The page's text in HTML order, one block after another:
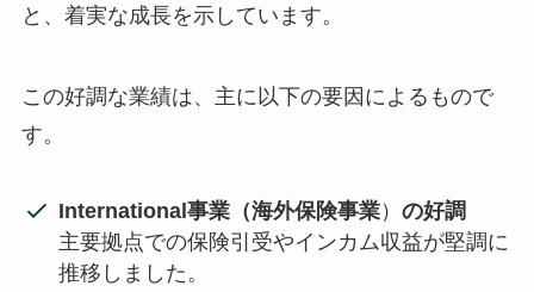
と、着実な成長を示しています。
この好調な業績は、主に以下の要因によるもので
す。
International事業（海外保険事業）の好調
主要拠点での保険引受やインカム収益が堅調に
推移しました。